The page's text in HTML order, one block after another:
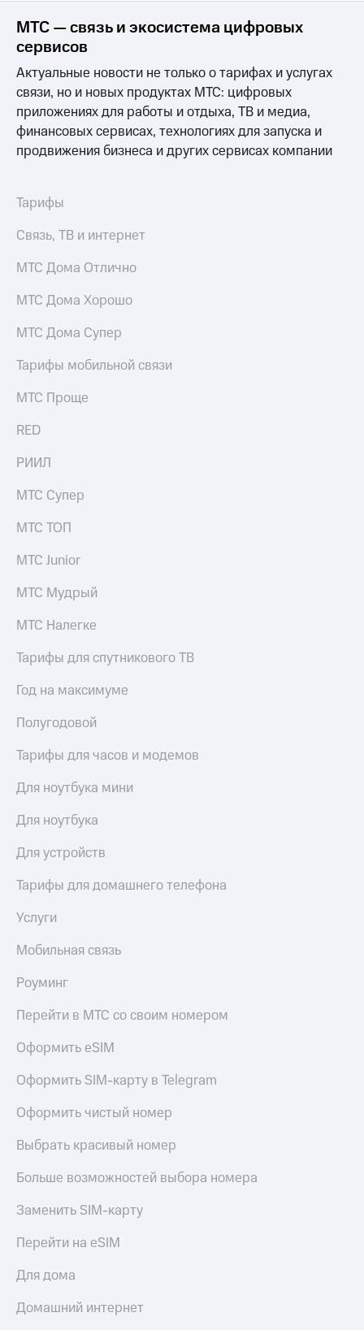
МТС — связь и экосистема цифровых
сервисов
Актуальные новости не только о тарифах и услугах
связи, но и новых продуктах МТС: цифровых
приложениях для работы и отдыха, ТВ и медиа,
финансовых сервисах, технологиях для запуска и
продвижения бизнеса и других сервисах компании
Тарифы
Связь, ТВ и интернет
МТС Дома Отлично
МТС Дома Хорошо
МТС Дома Супер
Тарифы мобильной связи
МТС Проще
RED
РИИЛ
МТС Супер
МТС ТОП
МТС Junior
МТС Мудрый
МТС Налегке
Тарифы для спутникового ТВ
Год на максимуме
Полугодовой
Тарифы для часов и модемов
Для ноутбука мини
Для ноутбука
Для устройств
Тарифы для домашнего телефона
Услуги
Мобильная связь
Роуминг
Перейти в МТС со своим номером
Оформить eSIM
Оформить SIM-карту в Telegram
Оформить чистый номер
Выбрать красивый номер
Больше возможностей выбора номера
Заменить SIM-карту
Перейти на eSIM
Для дома
Домашний интернет